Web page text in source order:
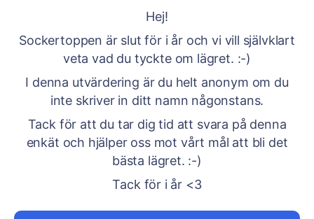
Hej!
Sockertoppen är slut för i år och vi vill självklart
veta vad du tyckte om lägret. :-)
I denna utvärdering är du helt anonym om du
inte skriver in ditt namn någonstans.
Tack för att du tar dig tid att svara på denna
enkät och hjälper oss mot vårt mål att bli det
bästa lägret. :-)
Tack för i år <3